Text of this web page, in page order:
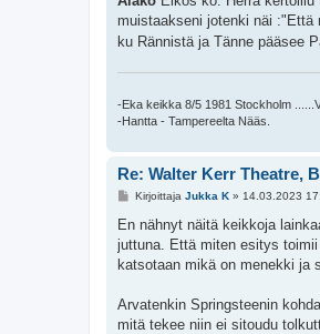
t
i
muistaakseni jotenki näi :"Että
ku Rännistä ja Tänne pääsee
-Eka keikka 8/5 1981 Stockholm
-Hantta - Tampereelta Nääs.
Re: Walter Kerr Theatre,
V
e
t
i
Kirjoittaja Jukka K» 14.03.2023
En nähnyt näitä keikkoja
juttuna. Että miten esitys
katsotaan mikä on menekki ja
Arvatenkin Springsteenin
mitä tekee niin ei sitoudu